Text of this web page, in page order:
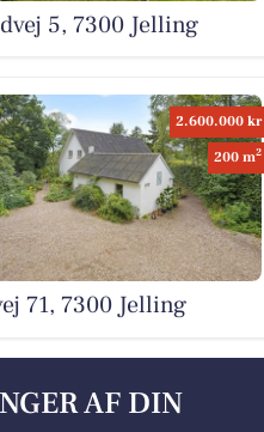
5, 7300 Jelling
2.600.000 kr
200 m2
71, 7300 Jelling
AF DIN